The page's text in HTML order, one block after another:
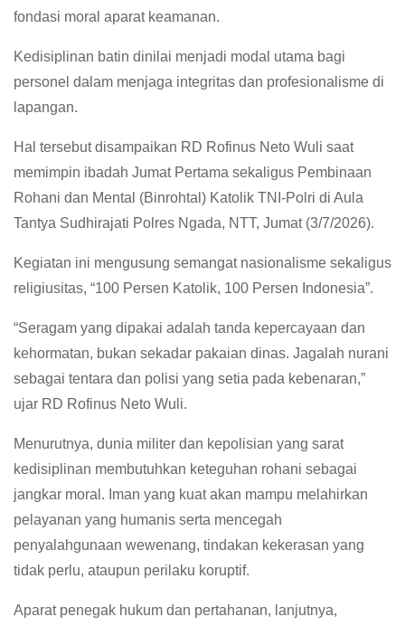
fondasi moral aparat keamanan.
Kedisiplinan batin dinilai menjadi modal utama bagi
personel dalam menjaga integritas dan profesionalisme di
lapangan.
Hal tersebut disampaikan RD Rofinus Neto Wuli saat
memimpin ibadah Jumat Pertama sekaligus Pembinaan
Rohani dan Mental (Binrohtal) Katolik TNI-Polri di Aula
Tantya Sudhirajati Polres Ngada, NTT, Jumat (3/7/2026).
Kegiatan ini mengusung semangat nasionalisme sekaligus
religiusitas, “100 Persen Katolik, 100 Persen Indonesia”.
“Seragam yang dipakai adalah tanda kepercayaan dan
kehormatan, bukan sekadar pakaian dinas. Jagalah nurani
sebagai tentara dan polisi yang setia pada kebenaran,”
ujar RD Rofinus Neto Wuli.
Menurutnya, dunia militer dan kepolisian yang sarat
kedisiplinan membutuhkan keteguhan rohani sebagai
jangkar moral. Iman yang kuat akan mampu melahirkan
pelayanan yang humanis serta mencegah
penyalahgunaan wewenang, tindakan kekerasan yang
tidak perlu, ataupun perilaku koruptif.
Aparat penegak hukum dan pertahanan, lanjutnya,